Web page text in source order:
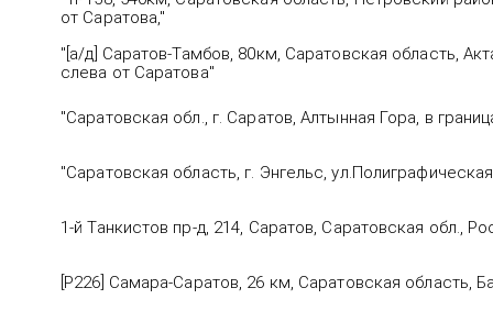
от Саратова,"
"[а/д] Саратов-Тамбов, 80км, Саратовская область,
слева от Саратова"
"Саратовская обл., г. Саратов, Алтынная Гора, в
"Саратовская область, г. Энгельс,
1-й Танкистов пр-д, 214, Саратов, Саратовская обл.,
[Р226] Самара-Саратов, 26 км, Саратовская область,